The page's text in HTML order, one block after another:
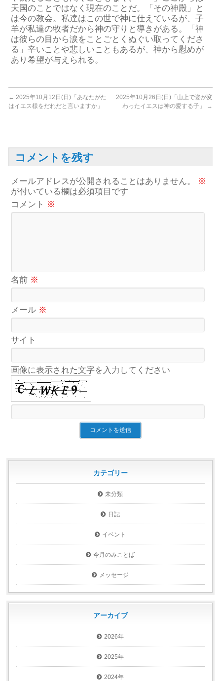
天国のことではなく現在のこと だ。
「その神殿」と
は今の教会。私達はこの世で神に仕えているが、子
羊が私達の牧者だから神の守り と導き がある。
「神
は彼らの目から涙をことごとくぬぐい取ってくださ
る」辛いことや悲しいこともあるが、神から慰めが
あり希望が与えられる。
← 2025年10月12日(日)「あなたがた
はイエス様をだれだと言いますか」
2025年10月26日(日)「山上で姿が変
わったイエスは神の愛する子」
→
コメントを残す
メールアドレスが公開されることはありません。
※
が付いている欄は必須項目です
コメント ※
名前 ※
メール ※
サイト
画像に表示された文字を入力してください
カテゴリー
未分類
日記
イベント
今月のみことば
メッセージ
アーカイブ
2026年
2025年
2024年